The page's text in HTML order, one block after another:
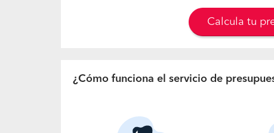
Calcula tu
¿Cómo funciona el servicio de